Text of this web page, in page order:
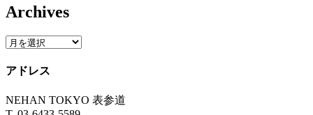
Archives
アドレス
NEHAN TOKYO 表参道